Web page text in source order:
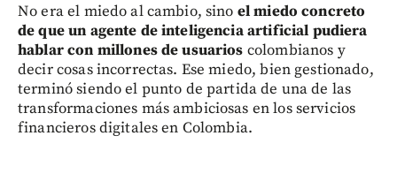
No era el miedo al cambio, sino el miedo concreto
de que un agente de inteligencia artificial pudiera
hablar con millones de usuarios colombianos y
decir cosas incorrectas. Ese miedo, bien gestionado,
terminó siendo el punto de partida de una de las
transformaciones más ambiciosas en los servicios
financieros digitales en Colombia.